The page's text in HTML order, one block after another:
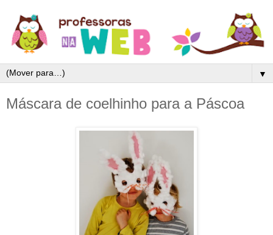
▼
Máscara de coelhinho para a Páscoa